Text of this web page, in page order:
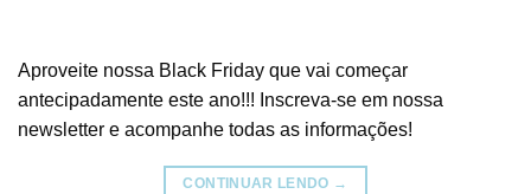
Aproveite nossa Black Friday que vai começar
antecipadamente este ano!!! Inscreva-se em nossa
newsletter e acompanhe todas as informações!
CONTINUAR LENDO →